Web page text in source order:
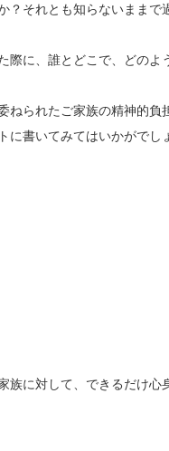
？それとも知らないままで
際に、誰とどこで、どのよ
ねられたご家族の精神的
書いてみてはいかがでし
族に対して、できるだけ